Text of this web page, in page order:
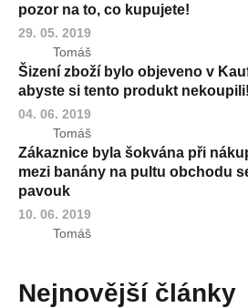
pozor na to, co kupujete!
29. 05. 2019
Tomáš
Šizení zboží bylo objeveno v
abyste si tento produkt nekoupili!
04. 06. 2019
Tomáš
Zákaznice byla šokvána při
mezi banány na pultu obchodu
pavouk
10. 06. 2019
Tomáš
Nejnovější články